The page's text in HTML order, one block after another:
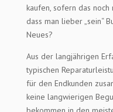
kaufen, sofern das noch
dass man lieber „sein“
Neues?
Aus der langjährigen
typischen
für den Endkunden
keine langwierigen